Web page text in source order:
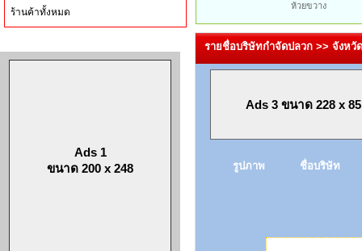
ร้านค้าทั้งหมด
Ads 1
ขนาด 200 x 248
ห้วยขวาง
รายชื่อบริษัทกำจัดปลวก >> จังหวั
Ads 3 ขนาด 228 x 85
รูปภาพ ชื่อบริษัท